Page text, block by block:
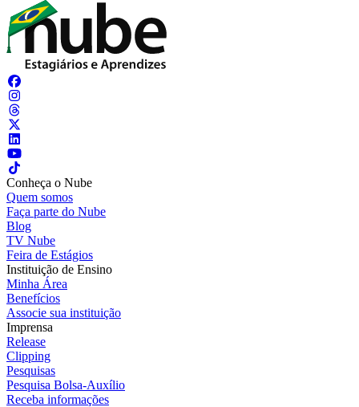
Conheça o Nube
Quem somos
Faça parte do Nube
Blog
TV Nube
Feira de Estágios
Instituição de Ensino
Minha Área
Benefícios
Associe sua instituição
Imprensa
Release
Clipping
Pesquisas
Pesquisa Bolsa-Auxílio
Receba informações